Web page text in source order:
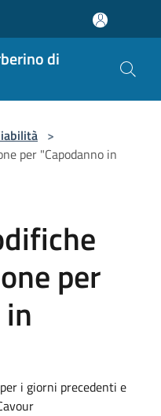
di
>
per "Capodanno in
per
i giorni precedenti e